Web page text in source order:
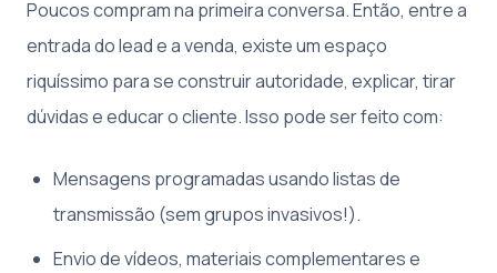
Poucos compram na primeira conversa. Então, entre a
entrada do lead e a venda, existe um espaço
riquíssimo para se construir autoridade, explicar, tirar
dúvidas e educar o cliente. Isso pode ser feito com:
Mensagens programadas usando listas de
transmissão (sem grupos invasivos!).
Envio de vídeos, materiais complementares e